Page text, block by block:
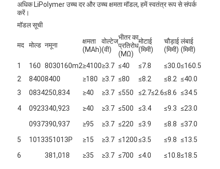
घर
हमारे बारे में
अधिक LiPolymer उच्च दर और उच्च क्षमता मॉडल, हमें स्वतंत्र रूप से संपर्क
करें।
मॉडल सूची
मद मोल्ड नमूना
क्षमता
(MAh)
वोल्टेज
(वी)
भीतर का
प्रतिरोध
(MΩ)
मोटाई
(मिमी)
चौड़ाई
(मिमी)
लंबाई
(मिमी)
1 160 8030160m2≥4100≥3.7 ≤40 ≤7.8 ≤30.0≤160.5
2
84008400 ≥180 ≥3.7 ≤80 ≤8.2 ≤8.2 ≤40.0
3
0834250,834 ≥40 ≥3.7 ≤550 ≤2.7≤2.6≤8.6 ≤34.5
4
0923340,923 ≥40 ≥3.7 ≤500 ≤3.4 ≤9.3 ≤23.0
0937390,937 ≥95 ≥3.7 ≤220 ≤3.9 ≤8.8 ≤37.0
5
1013351013P ≥15 ≥3.7 ≤1200 ≤3.5 ≤9.8 ≤13.5
6
381,018 ≥35 ≥3.7 ≤700 ≤4.0 ≤10.8≤18.5